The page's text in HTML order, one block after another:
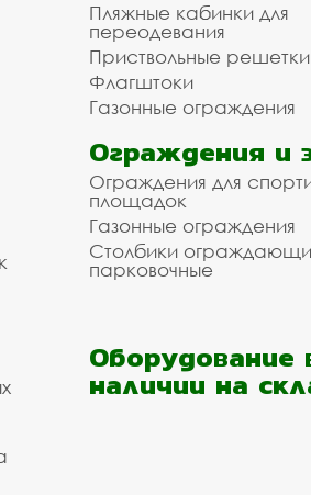
Пляжные кабинки для
переодевания
Приствольные решетки
Флагштоки
Газонные ограждения
Ограждения и
Ограждения для
площадок
Газонные ограждения
Столбики
парковочные
Оборудование
наличии на